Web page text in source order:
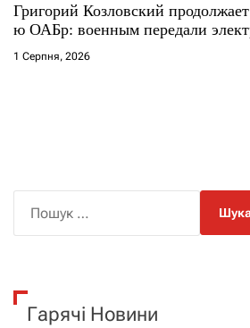
Григорий Козловский
ю ОАБр: военным передали
1 Серпня, 2026
к
Гарячі Новини